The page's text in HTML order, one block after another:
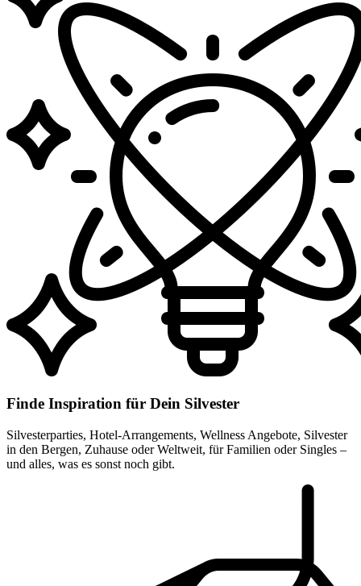
Finde Inspiration für Dein Silvester
Silvesterparties, Hotel-Arrangements, Wellness Angebote, Silvester
in den Bergen, Zuhause oder Weltweit, für Familien oder Singles –
und alles, was es sonst noch gibt.